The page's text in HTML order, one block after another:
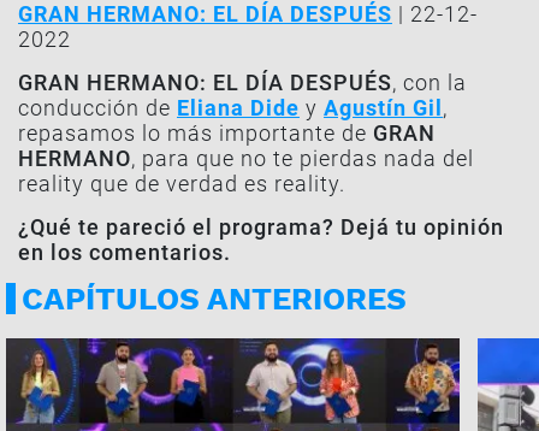
GRAN HERMANO: EL DÍA DESPUÉS | 22-12-
2022
GRAN HERMANO: EL DÍA DESPUÉS, con la
conducción de Eliana Dide y Agustín Gil,
repasamos lo más importante de GRAN
HERMANO, para que no te pierdas nada del
reality que de verdad es reality.
¿Qué te pareció el programa? Dejá tu opinión
en los comentarios.
CAPÍTULOS ANTERIORES